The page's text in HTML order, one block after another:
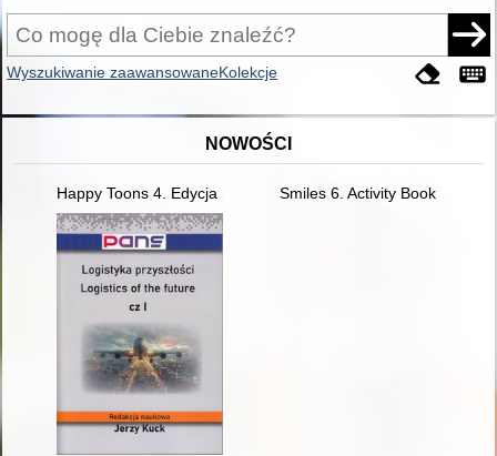
Wyszukiwanie zaawansowaneKolekcje
NOWOŚCI
Happy Toons 4. Edycja międzynarodowa. Pupil's Book +
Smiles 6. Activity Book